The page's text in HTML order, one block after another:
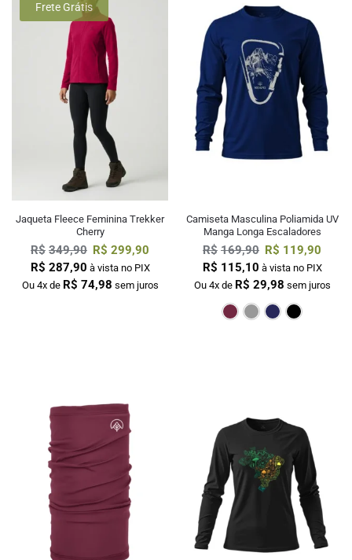
Frete Grátis
Jaqueta Fleece Feminina Trekker
Cherry
R$ 349,90 R$ 299,90
R$ 287,90 à vista no PIX
Ou 4x de R$ 74,98 sem juros
Camiseta Masculina Poliamida UV
Manga Longa Escaladores
R$ 169,90 R$ 119,90
R$ 115,10 à vista no PIX
Ou 4x de R$ 29,98 sem juros
Bordô